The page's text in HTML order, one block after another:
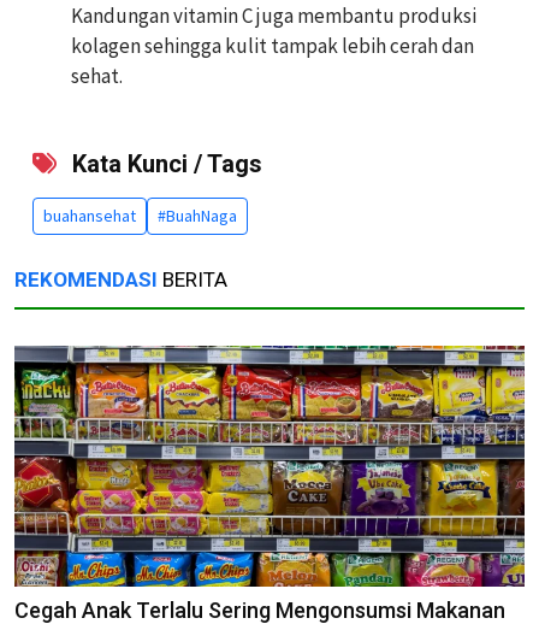
Kandungan vitamin C juga membantu produksi
kolagen sehingga kulit tampak lebih cerah dan
sehat.
Kata Kunci / Tags
buahansehat #BuahNaga
REKOMENDASI BERITA
Cegah Anak Terlalu Sering Mengonsumsi Makanan